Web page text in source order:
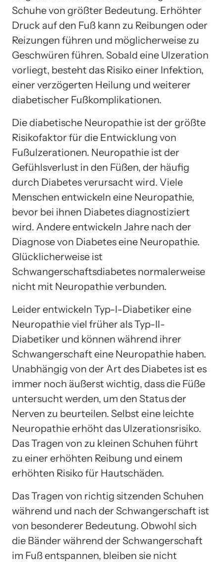
Schuhe von größter Bedeutung. Erhöhter
Druck auf den Fuß kann zu Reibungen oder
Reizungen führen und möglicherweise zu
Geschwüren führen. Sobald eine Ulzeration
vorliegt, besteht das Risiko einer Infektion,
einer verzögerten Heilung und weiterer
diabetischer Fußkomplikationen.
Die diabetische Neuropathie ist der größte
Risikofaktor für die Entwicklung von
Fußulzerationen. Neuropathie ist der
Gefühlsverlust in den Füßen, der häufig
durch Diabetes verursacht wird. Viele
Menschen entwickeln eine Neuropathie,
bevor bei ihnen Diabetes diagnostiziert
wird. Andere entwickeln Jahre nach der
Diagnose von Diabetes eine Neuropathie.
Glücklicherweise ist
Schwangerschaftsdiabetes normalerweise
nicht mit Neuropathie verbunden.
Leider entwickeln Typ-I-Diabetiker eine
Neuropathie viel früher als Typ-II-
Diabetiker und können während ihrer
Schwangerschaft eine Neuropathie haben.
Unabhängig von der Art des Diabetes ist es
immer noch äußerst wichtig, dass die Füße
untersucht werden, um den Status der
Nerven zu beurteilen. Selbst eine leichte
Neuropathie erhöht das Ulzerationsrisiko.
Das Tragen von zu kleinen Schuhen führt
zu einer erhöhten Reibung und einem
erhöhten Risiko für Hautschäden.
Das Tragen von richtig sitzenden Schuhen
während und nach der Schwangerschaft ist
von besonderer Bedeutung. Obwohl sich
die Bänder während der Schwangerschaft
im Fuß entspannen, bleiben sie nicht